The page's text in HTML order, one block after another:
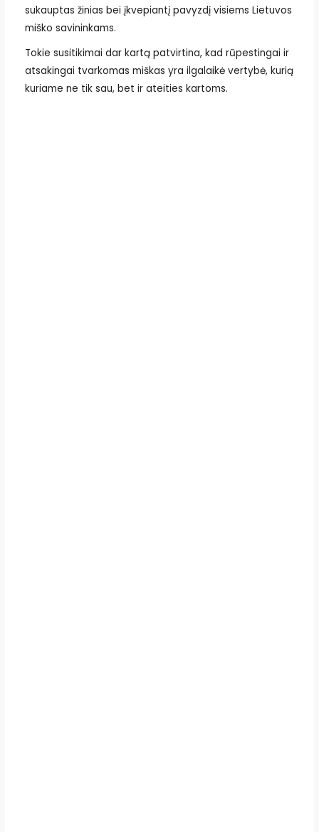
sukauptas žinias bei įkvepiantį pavyzdį visiems Lietuvos
miško savininkams.
Tokie susitikimai dar kartą patvirtina, kad rūpestingai ir
atsakingai tvarkomas miškas yra ilgalaikė vertybė, kurią
kuriame ne tik sau, bet ir ateities kartoms.